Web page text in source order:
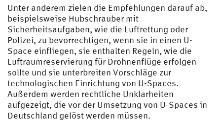
Unter anderem zielen die Empfehlungen darauf ab,
beispielsweise Hubschrauber mit
Sicherheitsaufgaben, wie die Luftrettung oder
Polizei, zu bevorrechtigen, wenn sie in einen U-
Space einfliegen, sie enthalten Regeln, wie die
Luftraumreservierung für Drohnenflüge erfolgen
sollte und sie unterbreiten Vorschläge zur
technologischen Einrichtung von U-Spaces.
Außerdem werden rechtliche Unklarheiten
aufgezeigt, die vor der Umsetzung von U-Spaces in
Deutschland gelöst werden müssen.